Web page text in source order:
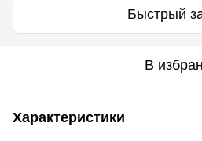
Быстрый
В
Характеристики